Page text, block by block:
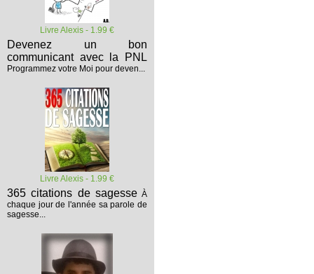
Livre Alexis - 1.99 €
Devenez un bon
communicant avec la PNL
Programmez votre Moi pour deven...
Livre Alexis - 1.99 €
365 citations de sagesse À
chaque jour de l'année sa parole de
sagesse...